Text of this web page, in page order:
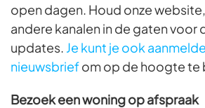
open dagen. Houd onze
andere kanalen in de gaten voor
updates. Je kunt je ook
nieuwsbriefom op de hoogte te
Bezoek een woning op afspraak